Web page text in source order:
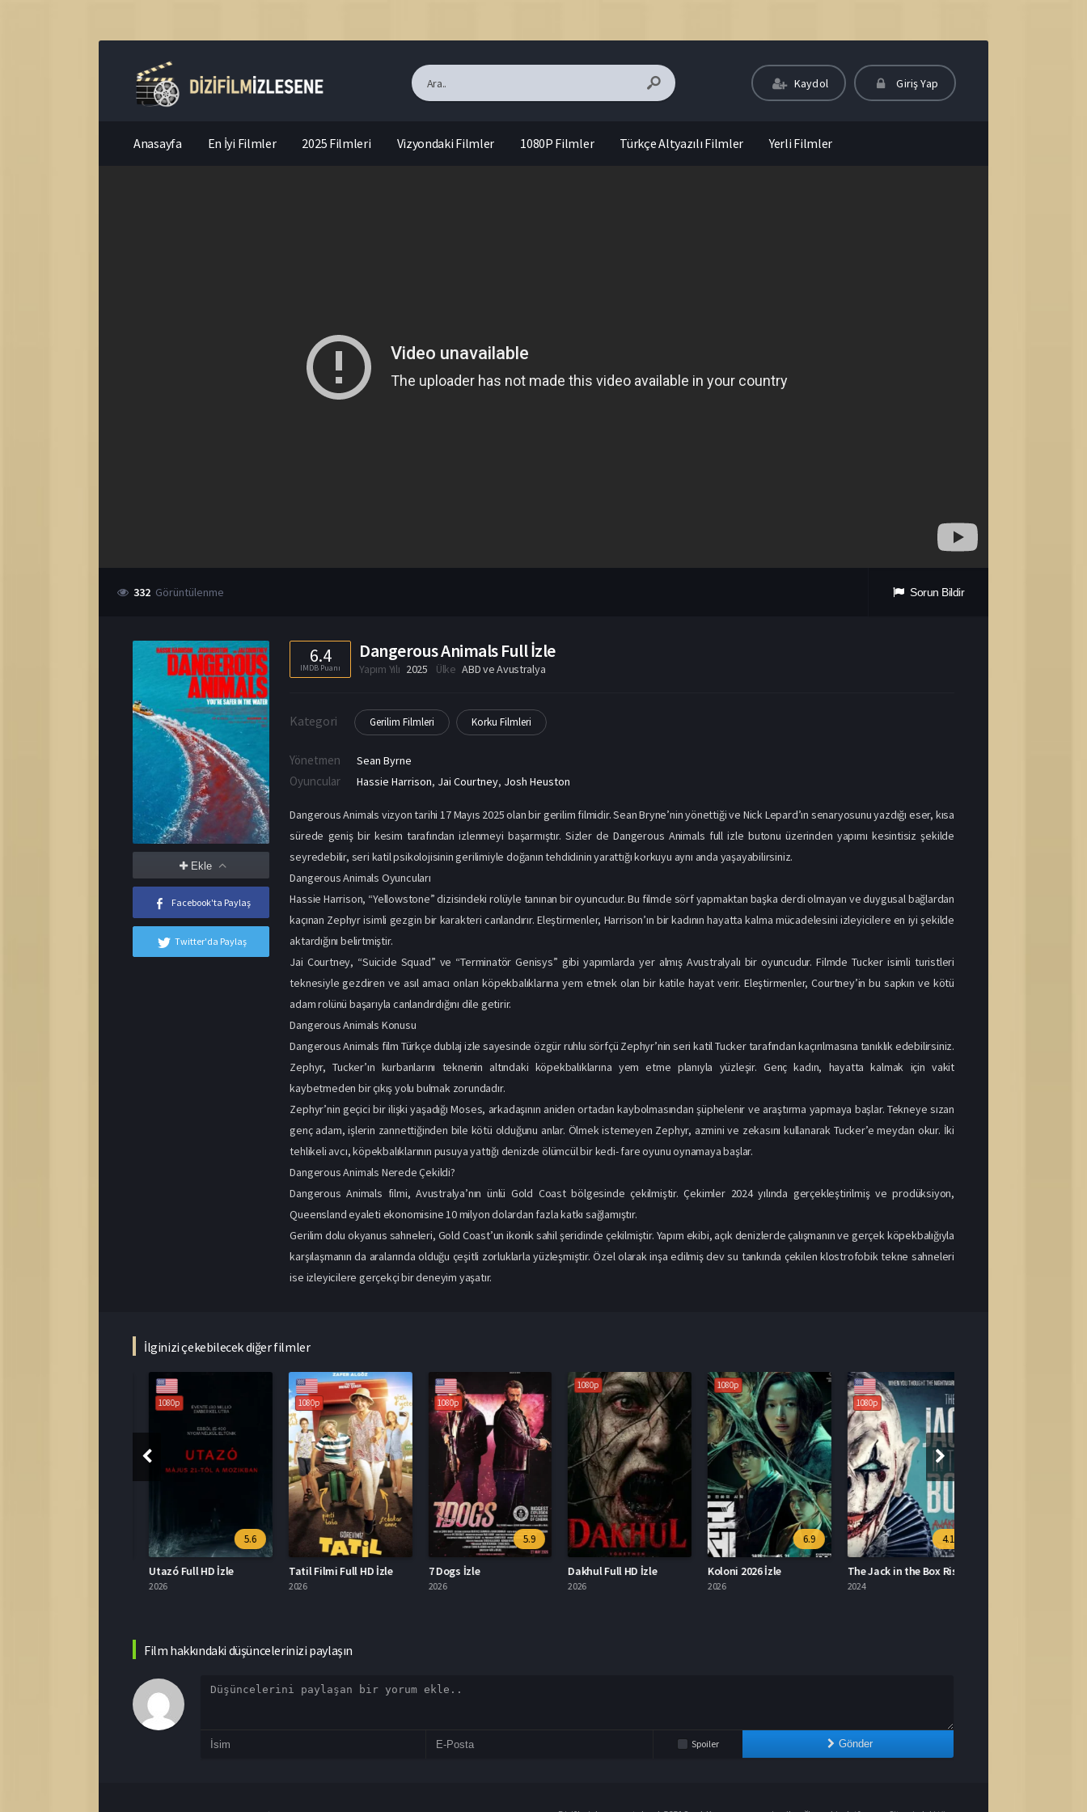
Kaydol Giriş Yap
Anasayfa En İyi Filmler 2025 Filmleri Vizyondaki Filmler 1080P Filmler Türkçe Altyazılı Filmler Yerli Filmler
332 Görüntülenme Sorun Bildir
Ekle
Facebook'ta Paylaş
Twitter'da Paylaş
6.4
IMDB Puanı
Dangerous Animals Full İzle
Yapım Yılı 2025 Ülke ABD ve Avustralya
Kategori Gerilim Filmleri Korku Filmleri
Yönetmen Sean Byrne
Oyuncular Hassie Harrison, Jai Courtney, Josh Heuston
Dangerous Animals vizyon tarihi 17 Mayıs 2025 olan bir gerilim filmidir. Sean Bryne’nin yönettiği ve Nick Lepard’ın senaryosunu yazdığı eser, kısa
sürede geniş bir kesim tarafından izlenmeyi başarmıştır. Sizler de Dangerous Animals full izle butonu üzerinden yapımı kesintisiz şekilde
seyredebilir, seri katil psikolojisinin gerilimiyle doğanın tehdidinin yarattığı korkuyu aynı anda yaşayabilirsiniz.
Dangerous Animals Oyuncuları
Hassie Harrison, “Yellowstone” dizisindeki rolüyle tanınan bir oyuncudur. Bu filmde sörf yapmaktan başka derdi olmayan ve duygusal bağlardan
kaçınan Zephyr isimli gezgin bir karakteri canlandırır. Eleştirmenler, Harrison’ın bir kadının hayatta kalma mücadelesini izleyicilere en iyi şekilde
aktardığını belirtmiştir.
Jai Courtney, “Suicide Squad” ve “Terminatör Genisys” gibi yapımlarda yer almış Avustralyalı bir oyuncudur. Filmde Tucker isimli turistleri
teknesiyle gezdiren ve asıl amacı onları köpekbalıklarına yem etmek olan bir katile hayat verir. Eleştirmenler, Courtney’in bu sapkın ve kötü
adam rolünü başarıyla canlandırdığını dile getirir.
Dangerous Animals Konusu
Dangerous Animals film Türkçe dublaj izle sayesinde özgür ruhlu sörfçü Zephyr’nin seri katil Tucker tarafından kaçırılmasına tanıklık edebilirsiniz.
Zephyr, Tucker’ın kurbanlarını teknenin altındaki köpekbalıklarına yem etme planıyla yüzleşir. Genç kadın, hayatta kalmak için vakit
kaybetmeden bir çıkış yolu bulmak zorundadır.
Zephyr’nin geçici bir ilişki yaşadığı Moses, arkadaşının aniden ortadan kaybolmasından şüphelenir ve araştırma yapmaya başlar. Tekneye sızan
genç adam, işlerin zannettiğinden bile kötü olduğunu anlar. Ölmek istemeyen Zephyr, azmini ve zekasını kullanarak Tucker’e meydan okur. İki
tehlikeli avcı, köpekbalıklarının pusuya yattığı denizde ölümcül bir kedi- fare oyunu oynamaya başlar.
Dangerous Animals Nerede Çekildi?
Dangerous Animals filmi, Avustralya’nın ünlü Gold Coast bölgesinde çekilmiştir. Çekimler 2024 yılında gerçekleştirilmiş ve prodüksiyon,
Queensland eyaleti ekonomisine 10 milyon dolardan fazla katkı sağlamıştır.
Gerilim dolu okyanus sahneleri, Gold Coast’un ikonik sahil şeridinde çekilmiştir. Yapım ekibi, açık denizlerde çalışmanın ve gerçek köpekbalığıyla
karşılaşmanın da aralarında olduğu çeşitli zorluklarla yüzleşmiştir. Özel olarak inşa edilmiş dev su tankında çekilen klostrofobik tekne sahneleri
ise izleyicilere gerçekçi bir deneyim yaşatır.
İlginizi çekebilecek diğer filmler
1080p
5.6
Utazó Full HD İzle
2026
1080p
Tatil Filmi Full HD İzle
2026
1080p
5.9
7 Dogs İzle
2026
1080p
Dakhul Full HD İzle
2026
1080p
6.9
Koloni 2026 İzle
2026
1080p
4.1
The Jack in the Box Rises Türkçe Dublaj İzle
2024
Film hakkındaki düşüncelerinizi paylaşın
Spoiler Gönder